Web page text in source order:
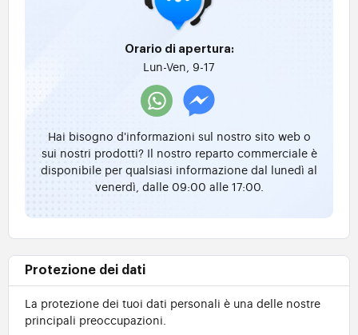
Orario di apertura:
Lun-Ven, 9-17
Hai bisogno d'informazioni sul nostro sito web o
sui nostri prodotti? Il nostro reparto commerciale è
disponibile per qualsiasi informazione dal lunedì al
venerdì, dalle 09:00 alle 17:00.
Protezione dei dati
La protezione dei tuoi dati personali è una delle nostre
principali preoccupazioni.